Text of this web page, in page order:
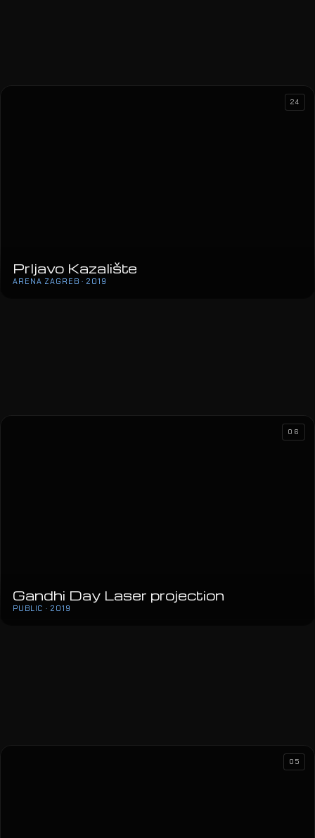
Prljavo Kazalište
ARENA ZAGREB · 2019
24
Gandhi Day Laser projection
PUBLIC · 2019
06
05